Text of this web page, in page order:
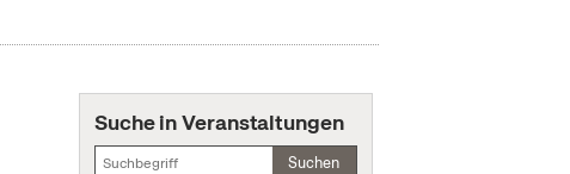
Suche in Veranstaltungen
Suchen